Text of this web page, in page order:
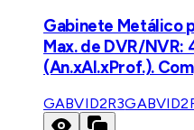
Gabinete Metálico
Max. de DVR/
(An.xAl.xProf.).
GABVID2R3